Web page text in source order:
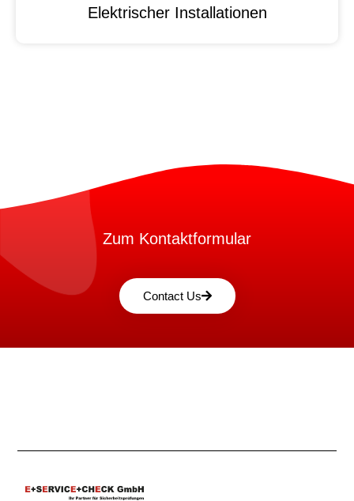
Elektrischer Installationen
Zum Kontaktformular
Contact Us